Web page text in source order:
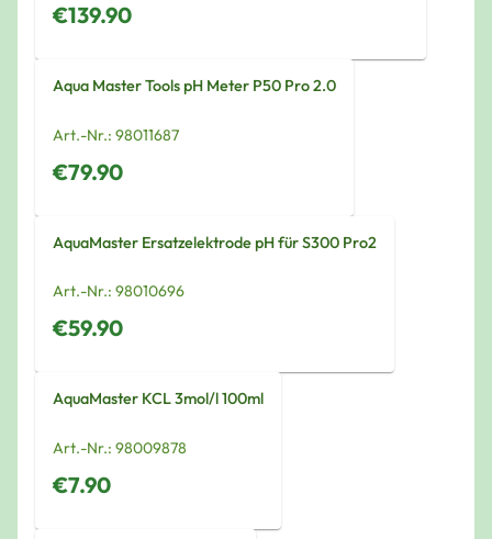
€139.90
Aqua Master Tools pH Meter P50 Pro 2.0
Art.-Nr.: 98011687
€79.90
AquaMaster Ersatzelektrode pH für S300 Pro2
Art.-Nr.: 98010696
€59.90
AquaMaster KCL 3mol/l 100ml
Art.-Nr.: 98009878
€7.90